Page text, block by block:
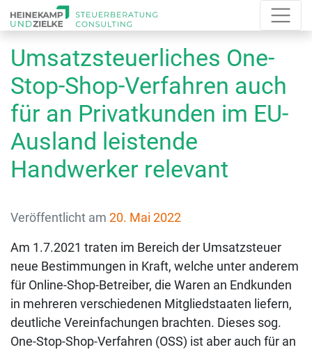
Umsatzsteuerliches One-
Stop-Shop-Verfahren auch
für an Privatkunden im EU-
Ausland leistende
Handwerker relevant
Veröffentlicht am 20. Mai 2022
Am 1.7.2021 traten im Bereich der Umsatzsteuer
neue Bestimmungen in Kraft, welche unter anderem
für Online-Shop-Betreiber, die Waren an Endkunden
in mehreren verschiedenen Mitgliedstaaten liefern,
deutliche Vereinfachungen brachten. Dieses sog.
One-Stop-Shop-Verfahren (OSS) ist aber auch für an